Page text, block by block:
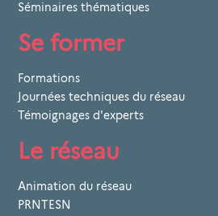
Séminaires thématiques
Se former
Formations
Journées techniques du réseau
Témoignages d'experts
Le réseau
Animation du réseau
PRNTESN